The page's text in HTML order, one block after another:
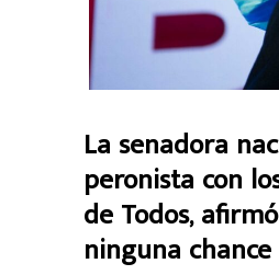
La senadora
peronista con
de Todos,
ninguna